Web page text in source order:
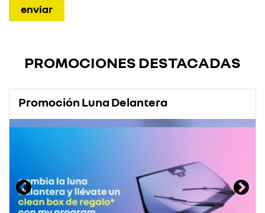
PROMOCIONES DESTACADAS
Promoción Luna Delantera